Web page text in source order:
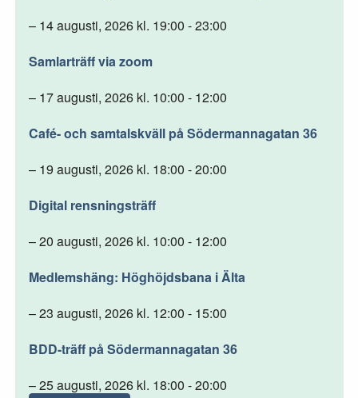
– 14 augusti, 2026 kl. 19:00 - 23:00
Samlarträff via zoom
– 17 augusti, 2026 kl. 10:00 - 12:00
Café- och samtalskväll på Södermannagatan 36
– 19 augusti, 2026 kl. 18:00 - 20:00
Digital rensningsträff
– 20 augusti, 2026 kl. 10:00 - 12:00
Medlemshäng: Höghöjdsbana i Älta
– 23 augusti, 2026 kl. 12:00 - 15:00
BDD-träff på Södermannagatan 36
– 25 augusti, 2026 kl. 18:00 - 20:00